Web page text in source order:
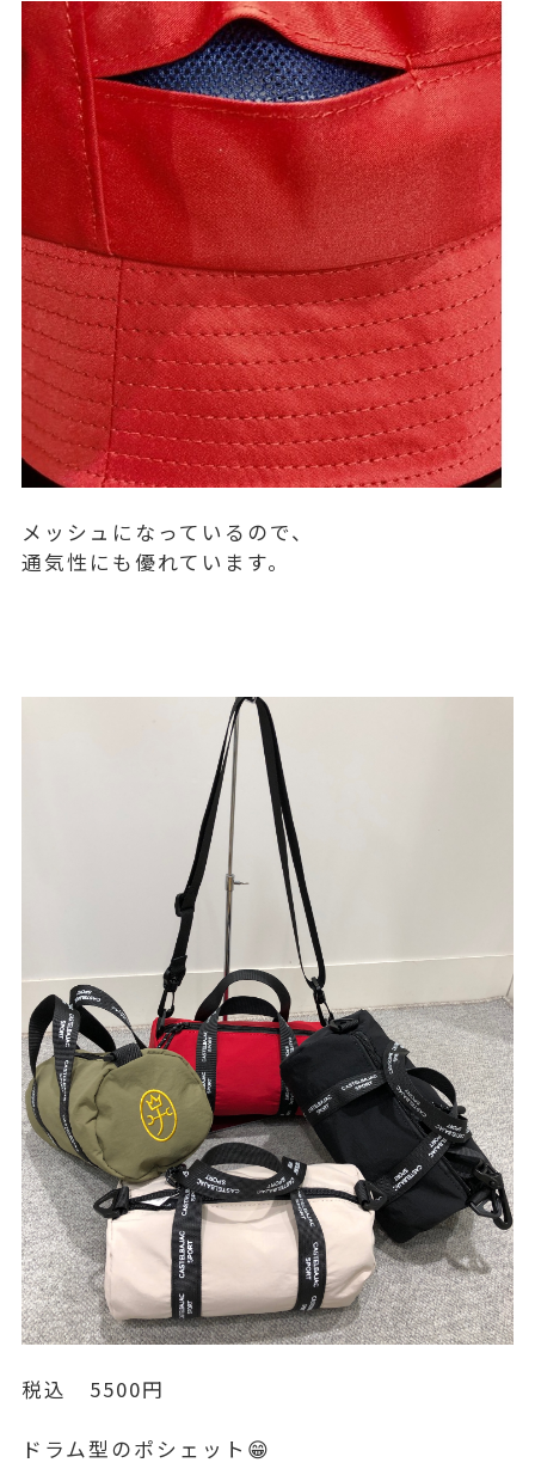
メッシュになっているので、
通気性にも優れています。
税込 5500円
ドラム型のポシェット😁